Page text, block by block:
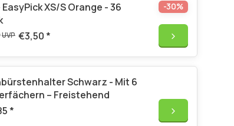
EasyPick XS/S Orange - 36
UVP €3,50 *
-30%
Schwarz - Mit 6
– Freistehend
*